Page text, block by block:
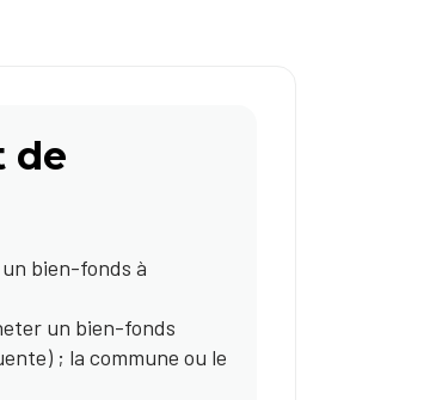
de
bien-fonds à
un bien-fonds
; la commune ou le